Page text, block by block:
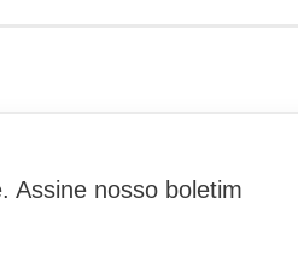
Assine nosso boletim